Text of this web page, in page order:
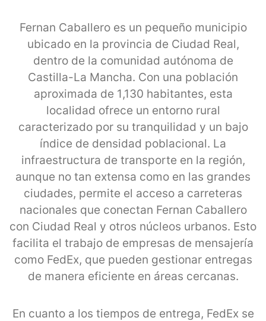
Fernan Caballero es un pequeño municipio
ubicado en la provincia de Ciudad Real,
dentro de la comunidad autónoma de
Castilla-La Mancha. Con una población
aproximada de 1,130 habitantes, esta
localidad ofrece un entorno rural
caracterizado por su tranquilidad y un bajo
índice de densidad poblacional. La
infraestructura de transporte en la región,
aunque no tan extensa como en las grandes
ciudades, permite el acceso a carreteras
nacionales que conectan Fernan Caballero
con Ciudad Real y otros núcleos urbanos. Esto
facilita el trabajo de empresas de mensajería
como FedEx, que pueden gestionar entregas
de manera eficiente en áreas cercanas.
En cuanto a los tiempos de entrega, FedEx se